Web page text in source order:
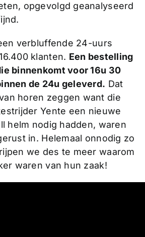
opgevolgd geanalyseerd
verbluffende 24-uurs
klanten. Een bestelling
binnenkomt voor 16u 30
de 24u geleverd. Dat
horen zeggen want die
Yente een nieuwe
helm nodig hadden, waren
in. Helemaal onnodig zo
we des te meer waarom
waren van hun zaak!